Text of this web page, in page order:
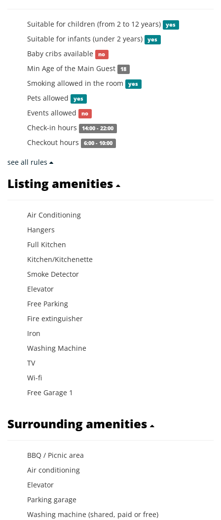
Suitable for children (from 2 to 12 years) yes
Suitable for infants (under 2 years) yes
Baby cribs available no
Min Age of the Main Guest 18
Smoking allowed in the room yes
Pets allowed yes
Events allowed no
Check-in hours 14:00 - 22:00
Checkout hours 6:00 - 10:00
see all rules
Listing amenities
Air Conditioning
Hangers
Full Kitchen
Kitchen/Kitchenette
Smoke Detector
Elevator
Free Parking
Fire extinguisher
Iron
Washing Machine
TV
Wi-fi
Free Garage 1
Surrounding amenities
BBQ / Picnic area
Air conditioning
Elevator
Parking garage
Washing machine (shared, paid or free)